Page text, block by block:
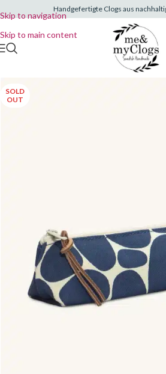
Skip to navigation
Skip to main content
Handgefertigte Clogs aus
SOLD
OUT